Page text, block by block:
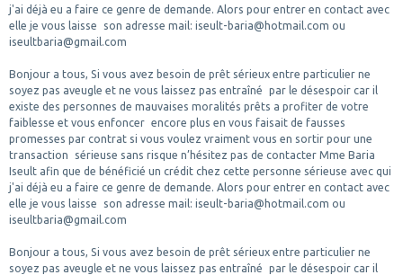
j'ai déjà eu a faire ce genre de demande. Alors pour entrer en contact avec
elle je vous laisse son adresse mail: iseult-baria@hotmail.com ou
iseultbaria@gmail.com
Bonjour a tous, Si vous avez besoin de prêt sérieux entre particulier ne
soyez pas aveugle et ne vous laissez pas entraîné par le désespoir car il
existe des personnes de mauvaises moralités prêts a profiter de votre
faiblesse et vous enfoncer encore plus en vous faisait de fausses
promesses par contrat si vous voulez vraiment vous en sortir pour une
transaction sérieuse sans risque n’hésitez pas de contacter Mme Baria
Iseult afin que de bénéficié un crédit chez cette personne sérieuse avec qui
j'ai déjà eu a faire ce genre de demande. Alors pour entrer en contact avec
elle je vous laisse son adresse mail: iseult-baria@hotmail.com ou
iseultbaria@gmail.com
Bonjour a tous, Si vous avez besoin de prêt sérieux entre particulier ne
soyez pas aveugle et ne vous laissez pas entraîné par le désespoir car il